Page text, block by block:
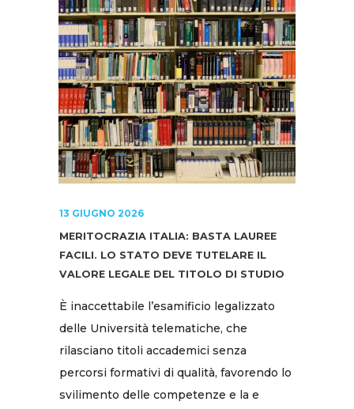
13 GIUGNO 2026
MERITOCRAZIA ITALIA: BASTA LAUREE
FACILI. LO STATO DEVE TUTELARE IL
VALORE LEGALE DEL TITOLO DI STUDIO
È inaccettabile l’esamificio legalizzato
delle Università telematiche, che
rilasciano titoli accademici senza
percorsi formativi di qualità, favorendo lo
svilimento delle competenze e la e